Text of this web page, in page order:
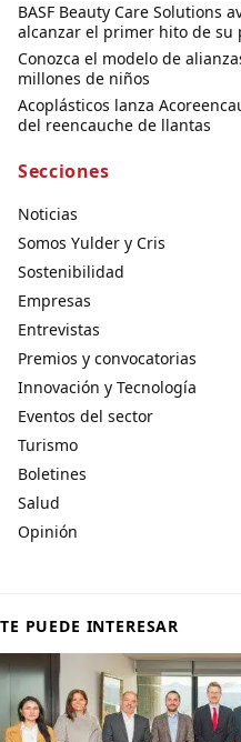
BASF Beauty Care Solutions
alcanzar el primer hito de su
Conozca el modelo de
millones de niños
Acoplásticos lanza
del reencauche de llantas
Secciones
Noticias
Somos Yulder y Cris
Sostenibilidad
Empresas
Entrevistas
Premios y convocatorias
Innovación y Tecnología
Eventos del sector
Turismo
Boletines
Salud
Opinión
TE PUEDE INTERESAR